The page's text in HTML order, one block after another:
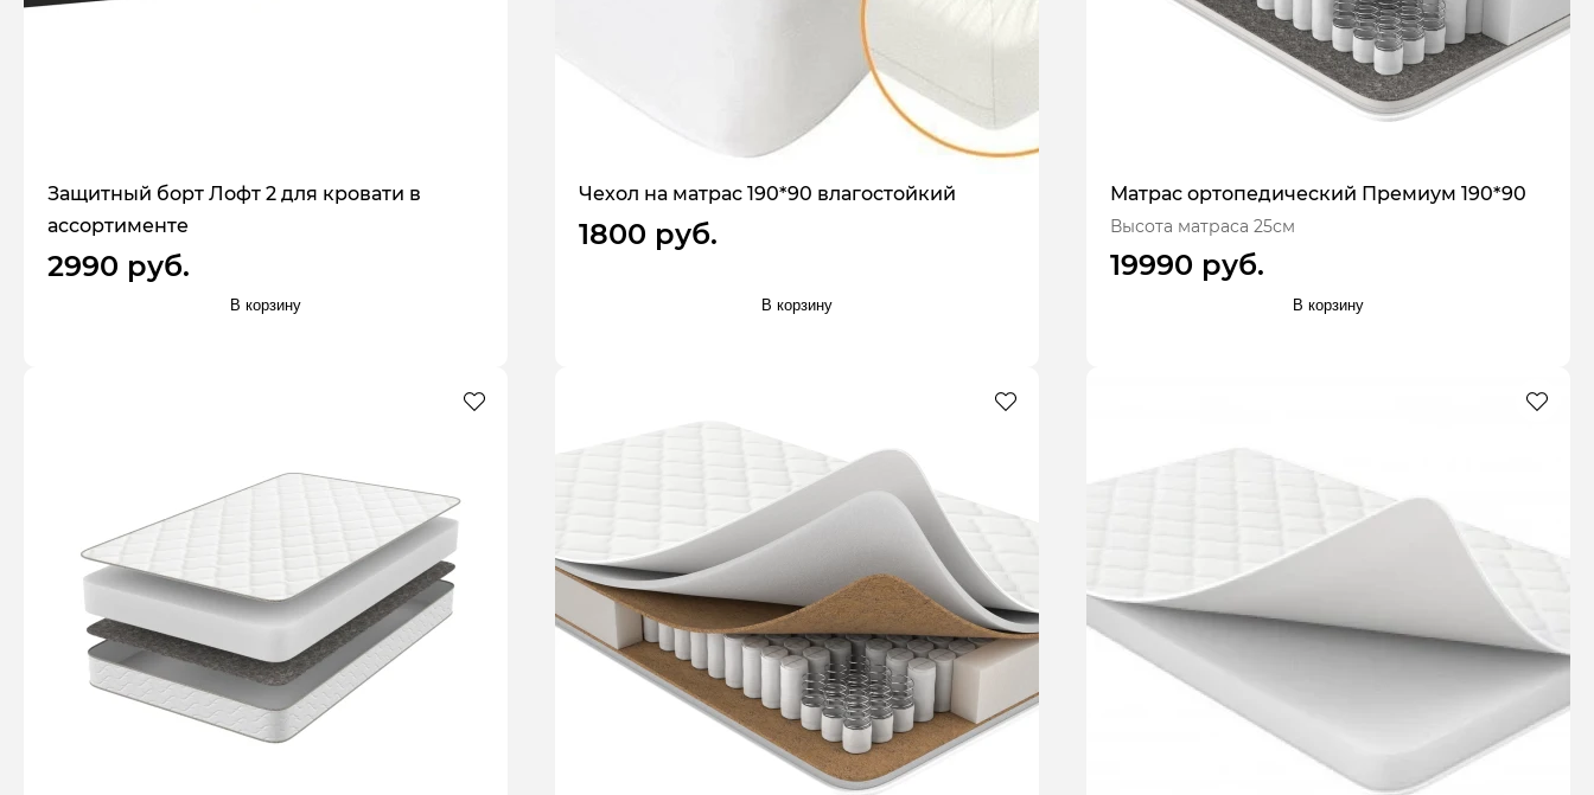
Защитный борт Лофт 2 для кровати в
ассортименте
2990 руб.
В корзину
Чехол на матрас 190*90 влагостойкий
1800 руб.
В корзину
Матрас ортопедический Премиум 190*90
Высота матраса 25см
19990 руб.
В корзину